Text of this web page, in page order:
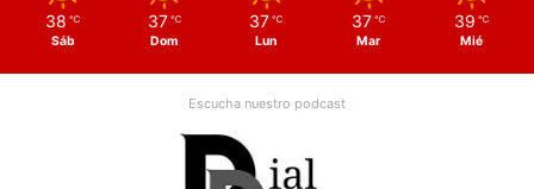
38 ℃
Sáb
37 ℃
Dom
37 ℃
Lun
37 ℃
Mar
39 ℃
Mié
Escucha nuestro podcast